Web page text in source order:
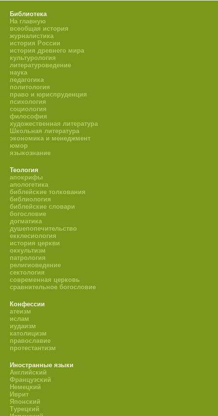
Библиотека
На главную
всеобщая история
журналистика
история России
история древнего мира
культурология
литературоведение
наука
педагогика
политология
право и юриспруденция
психология
социология
философия
художественная литература
Школьная литература
экономика и менеджмент
юмор
языкознание
Теология
апокрифы
апологетика
библейские толкования
библиология
библейские словари
богословие
догматика
душепопечительство
екклесиология
история церкви
оккультизм
патрология
религиоведение
сектология
современная церковь
сравнительное богословие
Конфессии
атеизм
ислам
иудаизм
католицизм
православие
протестантизм
Иностранные языки
Английский
Французский
Немецкий
Иврит
Японский
Турецкий